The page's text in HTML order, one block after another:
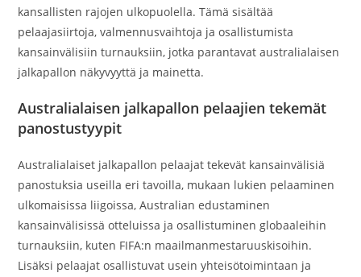
kansallisten rajojen ulkopuolella. Tämä sisältää
pelaajasiirtoja, valmennusvaihtoja ja osallistumista
kansainvälisiin turnauksiin, jotka parantavat australialaisen
jalkapallon näkyvyyttä ja mainetta.
Australialaisen jalkapallon pelaajien tekemät
panostustyypit
Australialaiset jalkapallon pelaajat tekevät kansainvälisiä
panostuksia useilla eri tavoilla, mukaan lukien pelaaminen
ulkomaisissa liigoissa, Australian edustaminen
kansainvälisissä otteluissa ja osallistuminen globaaleihin
turnauksiin, kuten FIFA:n maailmanmestaruuskisoihin.
Lisäksi pelaajat osallistuvat usein yhteisötoimintaan ja